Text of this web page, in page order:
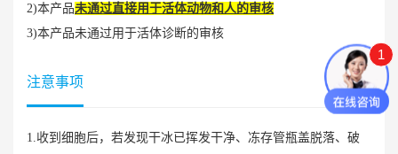
2)本产品未通过直接用于活体动物和人的审核
3)本产品未通过用于活体诊断的审核
注意事项
1.收到细胞后，若发现干冰已挥发干净、冻存管瓶盖脱落、破
1